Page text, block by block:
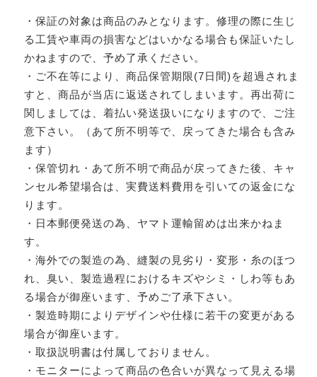
・保証の対象は商品のみとなります。修理の際に生じ
る工賃や車両の損害などはいかなる場合も保証いたし
かねますので、予め了承ください。
・ご不在等により、商品保管期限(7日間)を超過されま
すと、商品が当店に返送されてしまいます。再出荷に
関しましては、着払い発送扱いになりますので、ご注
意下さい。（あて所不明等で、戻ってきた場合も含み
ます）
・保管切れ・あて所不明で商品が戻ってきた後、キャ
ンセル希望場合は、実費送料費用を引いての返金にな
ります。
・日本郵便発送の為、ヤマト運輸留めは出来かねま
す。
・海外での製造の為、縫製の見劣り・変形・糸のほつ
れ、臭い、製造過程におけるキズやシミ・しわ等もあ
る場合が御座います、予めご了承下さい。
・製造時期によりデザインや仕様に若干の変更がある
場合が御座います。
・取扱説明書は付属しておりません。
・モニターによって商品の色合いが異なって見える場